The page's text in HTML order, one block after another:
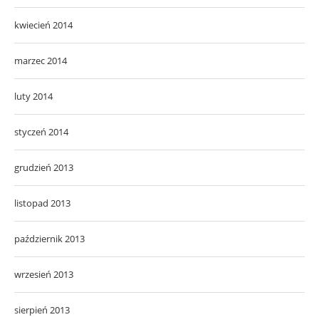
kwiecień 2014
marzec 2014
luty 2014
styczeń 2014
grudzień 2013
listopad 2013
październik 2013
wrzesień 2013
sierpień 2013